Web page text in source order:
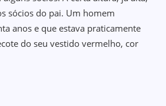
sócios do pai. Um homem
anos e que estava praticamente
do seu vestido vermelho, cor